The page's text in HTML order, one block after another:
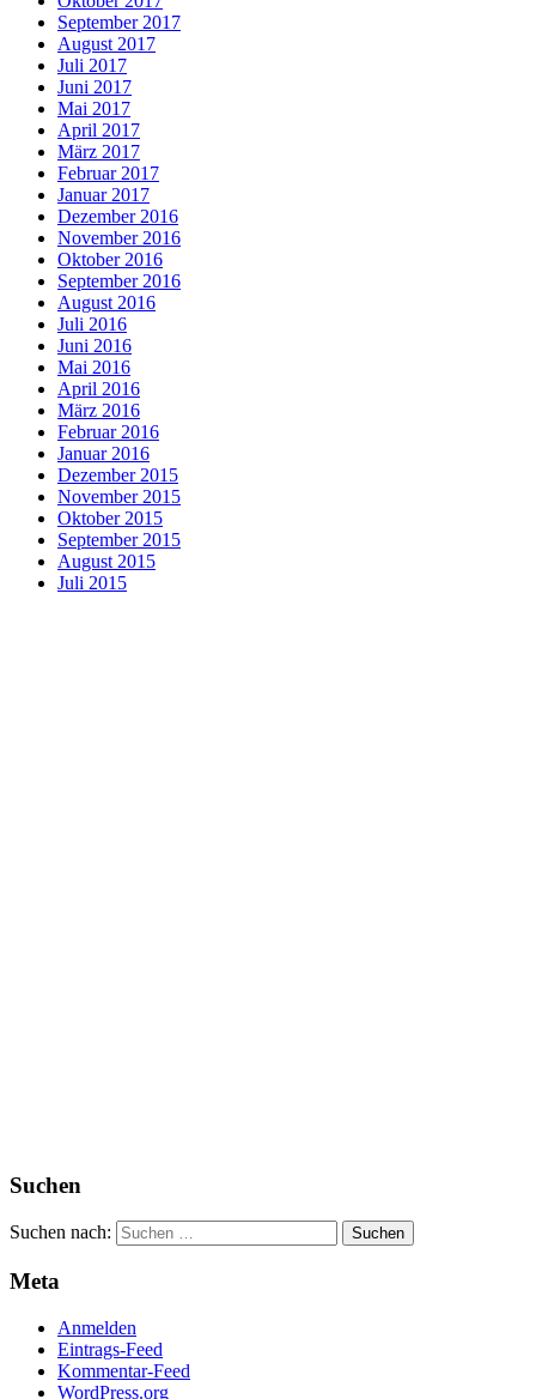
September 2017
August 2017
Juli 2017
Juni 2017
Mai 2017
April 2017
März 2017
Februar 2017
Januar 2017
Dezember 2016
November 2016
Oktober 2016
September 2016
August 2016
Juli 2016
Juni 2016
Mai 2016
April 2016
März 2016
Februar 2016
Januar 2016
Dezember 2015
November 2015
Oktober 2015
September 2015
August 2015
Juli 2015
Suchen
Suchen nach:
Meta
Anmelden
Eintrags-Feed
Kommentar-Feed
WordPress.org